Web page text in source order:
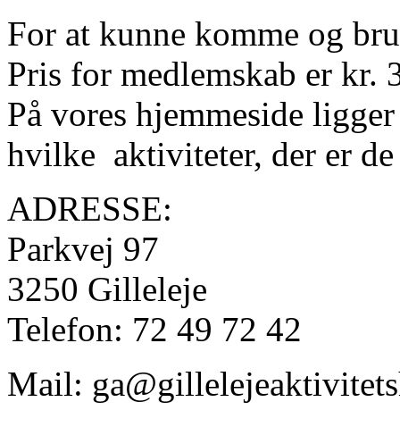
For at kunne komme og
Pris for medlemskab er kr.
På vores hjemmeside
hvilke aktiviteter, der er de
ADRESSE:
Parkvej 97
3250 Gilleleje
Telefon: 72 49 72 42
Mail: